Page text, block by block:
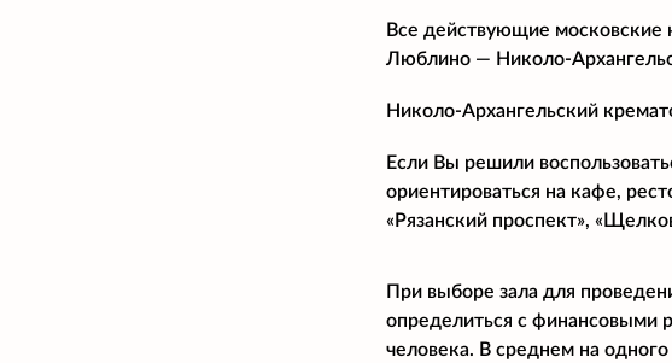
Все действующие московские
Люблино — Николо-
Николо-Архангельский
Если Вы решили
ориентироваться на кафе,
«Рязанский проспект»,
При выборе зала для
определиться с финансовыми
человека. В среднем на